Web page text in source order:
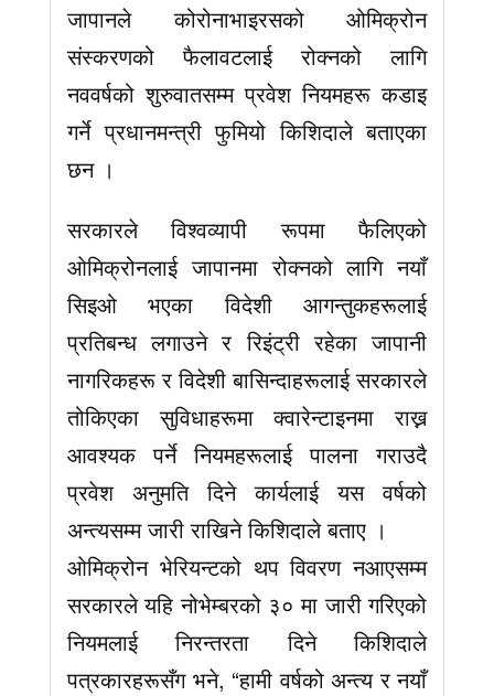
जापानले कोरोनाभाइरसको ओमिक्रोन
संस्करणको फैलावटलाई रोक्नको लागि
नववर्षको शुरुवातसम्म प्रवेश नियमहरू कडाइ
गर्ने प्रधानमन्त्री फुमियो किशिदाले बताएका
छन ।
सरकारले विश्वव्यापी रूपमा फैलिएको
ओमिक्रोनलाई जापानमा रोक्नको लागि नयाँ
सिइओ भएका विदेशी आगन्तुकहरूलाई
प्रतिबन्ध लगाउने र रिइंट्री रहेका जापानी
नागरिकहरू र विदेशी बासिन्दाहरूलाई सरकारले
तोकिएका सुविधाहरूमा क्वारेन्टाइनमा राख्न
आवश्यक पर्ने नियमहरूलाई पालना गराउदै
प्रवेश अनुमति दिने कार्यलाई यस वर्षको
अन्त्यसम्म जारी राखिने किशिदाले बताए ।
ओमिक्रोन भेरियन्टको थप विवरण नआएसम्म
सरकारले यहि नोभेम्बरको ३० मा जारी गरिएको
नियमलाई निरन्तरता दिने किशिदाले
पत्रकारहरूसँग भने, “हामी वर्षको अन्त्य र नयाँ